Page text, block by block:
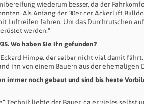
wiederum besser, da der
Als Anfang der 30er der Ackerluft
Luftreifen fahren. Um das Durchrutschen
werden.“
Wo haben Sie ihn gefunden?
Himpe, der selber nicht viel damit
ihn von einem Bauern aus der ehemaligen
immer noch gebaut und sind bis heute
Technik liebte der Bauer, da er vieles selbst